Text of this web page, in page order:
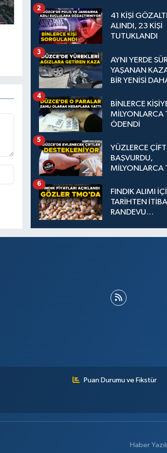
41 KİŞİ
ALINDI, 23 KİŞİ
TUTUKLANDI
2
AYNI YERDE
YAŞANAN
BİR YENİSİ
3
BİNLERCE
MİLYONLARCA
ÖDENDİ
4
YÜZLERCE ÇİFT
BAŞVURDU,
MİLYONLARCA
5
FINDIK ALIMI
TARİHTEN
RANDEVU
6
Puan Durumu ve Fikstür
Haber